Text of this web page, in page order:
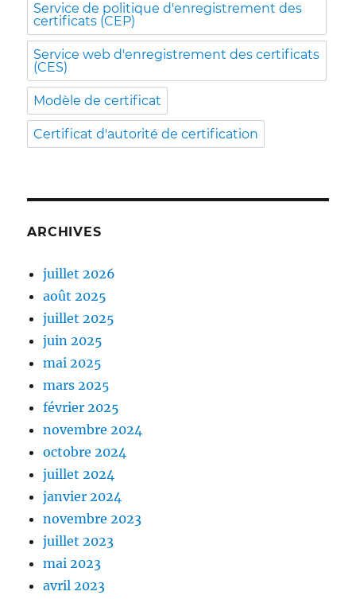
Service de politique d'enregistrement des
certificats (CEP)
Service web d'enregistrement des certificats
(CES)
Modèle de certificat
Certificat d'autorité de certification
ARCHIVES
juillet 2026
août 2025
juillet 2025
juin 2025
mai 2025
mars 2025
février 2025
novembre 2024
octobre 2024
juillet 2024
janvier 2024
novembre 2023
juillet 2023
mai 2023
avril 2023